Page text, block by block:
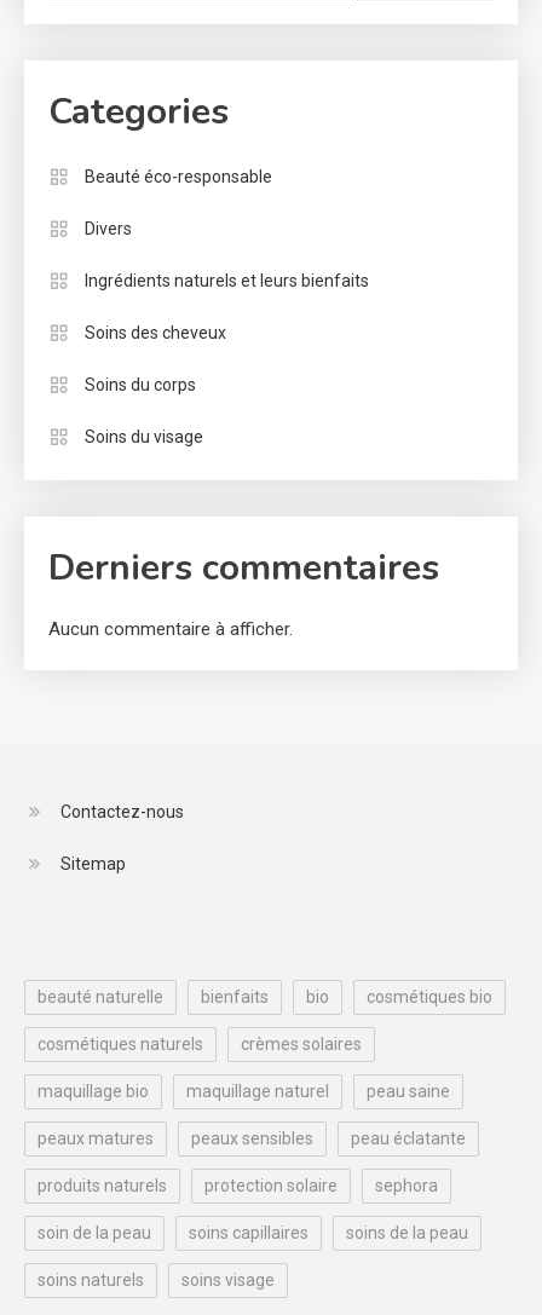
Categories
Beauté éco-responsable
Divers
Ingrédients naturels et leurs bienfaits
Soins des cheveux
Soins du corps
Soins du visage
Derniers commentaires
Aucun commentaire à afficher.
Contactez-nous
Sitemap
beauté naturelle bienfaits bio cosmétiques bio
cosmétiques naturels crèmes solaires
maquillage bio maquillage naturel peau saine
peaux matures peaux sensibles peau éclatante
produits naturels protection solaire sephora
soin de la peau soins capillaires soins de la peau
soins naturels soins visage